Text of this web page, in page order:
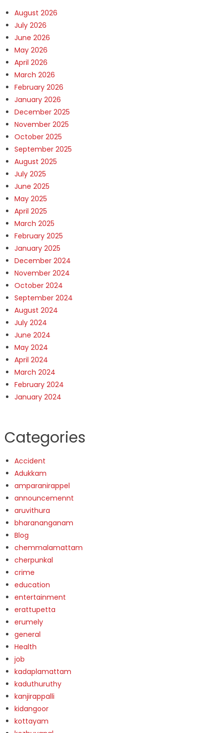
August 2026
July 2026
June 2026
May 2026
April 2026
March 2026
February 2026
January 2026
December 2025
November 2025
October 2025
September 2025
August 2025
July 2025
June 2025
May 2025
April 2025
March 2025
February 2025
January 2025
December 2024
November 2024
October 2024
September 2024
August 2024
July 2024
June 2024
May 2024
April 2024
March 2024
February 2024
January 2024
Categories
Accident
Adukkam
amparanirappel
announcemennt
aruvithura
bharananganam
Blog
chemmalamattam
cherpunkal
crime
education
entertainment
erattupetta
erumely
general
Health
job
kadaplamattam
kaduthuruthy
kanjirappalli
kidangoor
kottayam